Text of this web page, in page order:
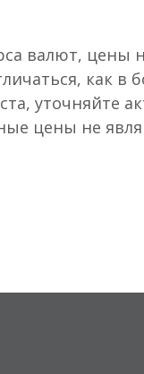
валют, цены
как в
уточняйте
цены не